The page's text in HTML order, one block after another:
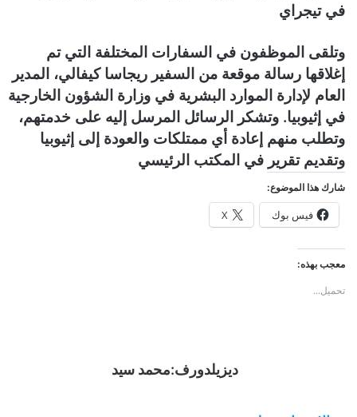
في تيجراي
وتلقى الموظفون في السفارات المختلفة التي تم
إغلاقها رسالة موقعة من السفير ريجاسا كيفالي، المدير
العام لإدارة الموارد البشرية في وزارة الشؤون الخارجية
في إثيوبيا. وتشكر الرسائل المرسل إليه على خدمتهم،
وتطلب منهم إعادة أي ممتلكات والعودة إلى إثيوبيا
وتقديم تقرير في المكتب الرئيسي
شارك هذا الموضوع:
فيس بوك X
معجب بهذه:
تحميل...
ديزيلدورف:محمد سيد